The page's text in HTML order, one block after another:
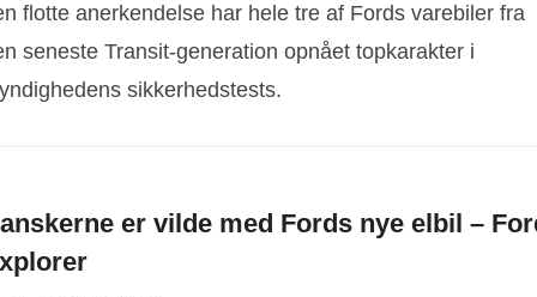
flotte anerkendelse har hele tre af Fords varebiler fra
seneste Transit-generation opnået topkarakter i
sikkerhedstests.
er vilde med Fords nye elbil –